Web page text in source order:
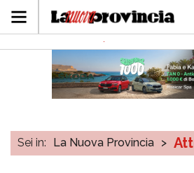
Sei in: La Nuova Provincia >